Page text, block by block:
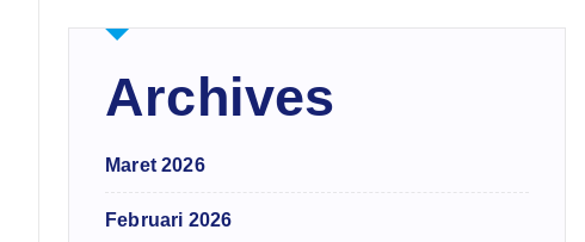
Archives
Maret 2026
Februari 2026